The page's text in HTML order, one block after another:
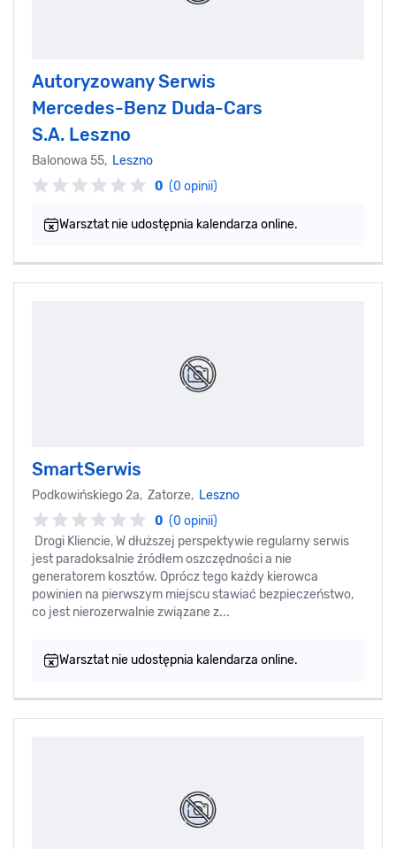
Autoryzowany Serwis
Mercedes-Benz Duda-Cars
S.A. Leszno
Balonowa 55, Leszno
0 (0 opinii)
Warsztat nie udostępnia kalendarza online.
SmartSerwis
Podkowińskiego 2a, Zatorze, Leszno
0 (0 opinii)
Drogi Kliencie, W dłuższej perspektywie regularny serwis
jest paradoksalnie źródłem oszczędności a nie
generatorem kosztów. Oprócz tego każdy kierowca
powinien na pierwszym miejscu stawiać bezpieczeństwo,
co jest nierozerwalnie związane z...
Warsztat nie udostępnia kalendarza online.